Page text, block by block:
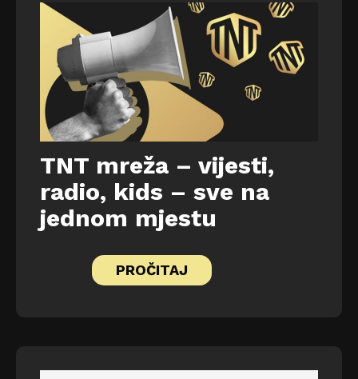
TNT mreža – vijesti,
radio, kids – sve na
jednom mjestu
PROČITAJ